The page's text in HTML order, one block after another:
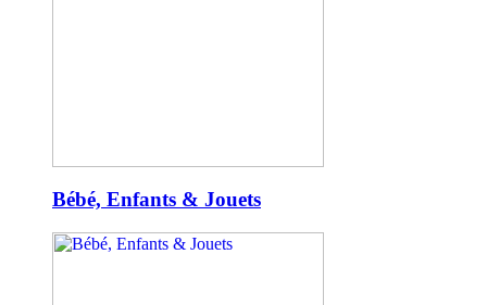
Bébé, Enfants & Jouets